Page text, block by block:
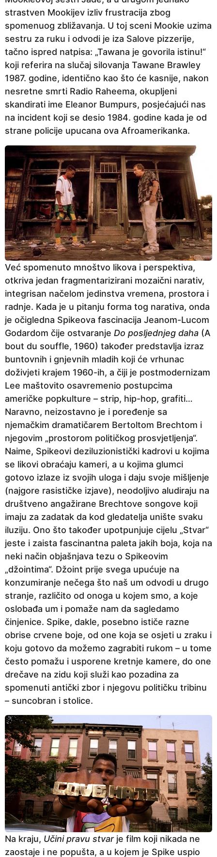
strastven Mookijev izliv frustracija zbog
spomenuog zbližavanja. U toj sceni Mookie uzima
sestru za ruku i odvodi je iza Salove pizzerije,
tačno ispred natpisa: „Tawana je govorila istinu!“
koji referira na slučaj silovanja Tawane Brawley
1987. godine, identično kao što će kasnije, nakon
nesretne smrti Radio Raheema, okupljeni
skandirati ime Eleanor Bumpurs, posjećajući nas
na incident koji se desio 1984. godine kada je od
strane policije upucana ova Afroamerikanka.
Već spomenuto mnoštvo likova i perspektiva,
otkriva jedan fragmentarizirani mozaični narativ,
integrisan načelom jedinstva vremena, prostora i
radnje. Kada je u pitanju forma tog narativa, onda
je očigledna Spikeova fascinacija Jeanom-Lucom
Godardom čije ostvaranje Do posljednjeg daha (A
bout du souffle, 1960) također predstavlja izraz
buntovnih i gnjevnih mladih koji će vrhunac
doživjeti krajem 1960-ih, a čiji je postmodernizam
Lee maštovito osavremenio postupcima
američke popkulture – strip, hip-hop, grafiti…
Naravno, neizostavno je i poređenje sa
njemačkim dramatičarem Bertoltom Brechtom i
njegovim „prostorom političkog prosvjetljenja“.
Naime, Spikeovi deziluzionistički kadrovi u kojima
se likovi obraćaju kameri, a u kojima glumci
gotovo izlaze iz svojih uloga i daju svoje mišljenje
(najgore rasističke izjave), neodoljivo aludiraju na
društveno angažirane Brechtove songove koji
imaju za zadatak da kod gledatelja unište svaku
iluziju. Ono što također upotpunjuje cijelu „Stvar“
jeste i zaista fascinantna paleta jakih boja, koja na
neki način objašnjava tezu o Spikeovim
„džointima“. Džoint prije svega upućuje na
konzumiranje nečega što naš um odvodi u drugo
stranje, različito od onoga u kojem smo, a koje
oslobađa um i pomaže nam da sagledamo
činjenice. Spike, dakle, posebno ističe razne
obrise crvene boje, od one koja se osjeti u zraku i
koju gotovo da možemo zagrabiti rukom – u tome
često pomažu i usporene kretnje kamere, do one
drečave na zidu koji služi kao pozadina za
spomenuti antički zbor i njegovu političku tribinu
– suncobran i stolice.
Na kraju, Učini pravu stvarje film koji nikada ne
zaostaje i ne popušta, a u kojem je Spike uspio